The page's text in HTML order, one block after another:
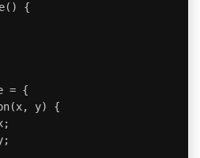
{
= {
y) {